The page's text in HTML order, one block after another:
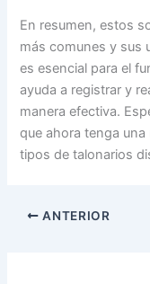
En resumen, estos
más comunes y sus
es esencial para el
ayuda a registrar y
manera efectiva.
que ahora tenga
tipos de talonarios
ANTERIOR